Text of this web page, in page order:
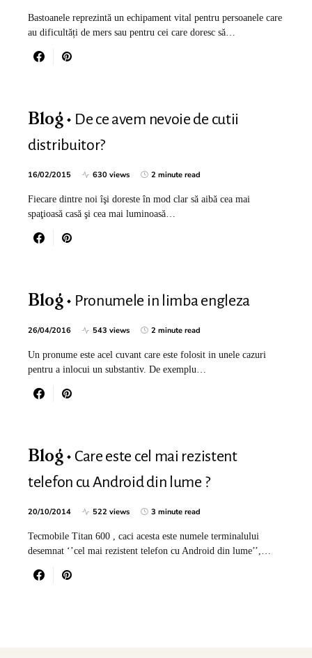
Bastoanele reprezintă un echipament vital pentru persoanele care
au dificultăți de mers sau pentru cei care doresc să…
Blog
De ce avem nevoie de cutii
distribuitor?
16/02/2015 630 views 2 minute read
Fiecare dintre noi îşi doreste în mod clar să aibă cea mai
spaţioasă casă şi cea mai luminoasă…
Blog Pronumele in limba engleza
26/04/2016 543 views 2 minute read
Un pronume este acel cuvant care este folosit in unele cazuri
pentru a inlocui un substantiv. De exemplu…
Blog
Care este cel mai rezistent
telefon cu Android din lume ?
20/10/2014 522 views 3 minute read
Tecmobile Titan 600 , caci acesta este numele terminalului
desemnat ‘’cel mai rezistent telefon cu Android din lume’’,…